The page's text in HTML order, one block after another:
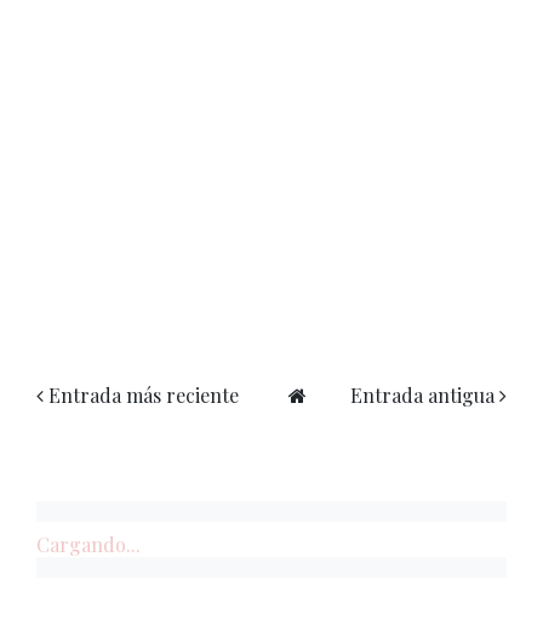
Entrada más reciente Entrada antigua
Cargando...